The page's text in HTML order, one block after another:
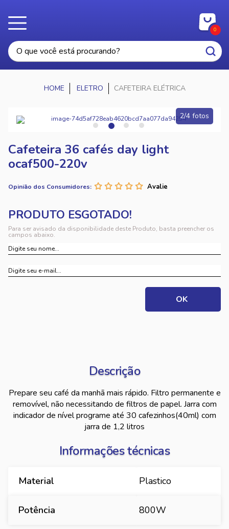
0
ELETRO CAFETEIRA ELÉTRICA
2/4 fotos
Cafeteira 36 cafés day light
ocaf500-220v
Opinião dos Consumidores:
Para ser avisado da disponibilidade deste Produto, basta preencher os
campos abaixo.
Descrição
Prepare seu café da manhã mais rápido. Filtro permanente e
removível, não necessitando de filtros de papel. Jarra com
indicador de nível programe até 30 cafezinhos(40ml) com
jarra de 1,2 litros
Informações técnicas
Material Plastico
Potência 800W